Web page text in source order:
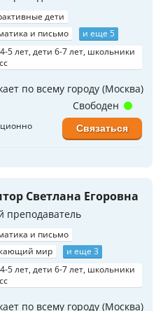
дети
и письмо
и еще 5
5 лет, дети 6-7 лет, школьники
по всему городу (Москва)
Свободен
Связаться
Светлана Егоровна
преподаватель
и письмо
мир
и еще 3
5 лет, дети 6-7 лет, школьники
по всему городу (Москва)